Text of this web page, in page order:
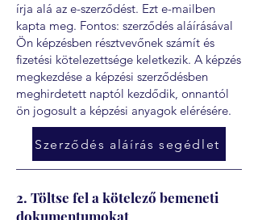
írja alá az e-szerződést. Ezt e-mailben
kapta meg. Fontos: szerződés aláírásával
Ön képzésben résztvevőnek számít és
fizetési kötelezettsége keletkezik. A képzés
megkezdése a képzési szerződésben
meghirdetett naptól kezdődik, onnantól
ön jogosult a képzési anyagok elérésére.
Szerződés aláírás segédlet
2. Töltse fel a kötelező bemeneti
dokumentumokat